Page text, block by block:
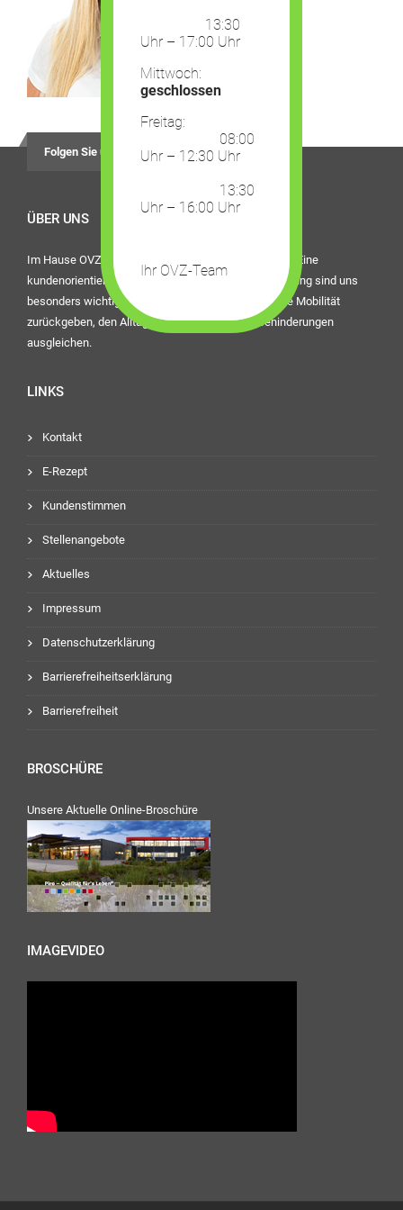
Folgen Sie uns auf
ÜBER UNS
Im Hause OVZ Piro steht der Mensch im Mittelpunkt. Eine
kundenorientierte Dienstleistung und die beste Beratung sind uns
besonders wichtig. Bei uns finden Sie Hilfsmittel, die Mobilität
zurückgeben, den Alltag erleichtern oder eine Behinderungen
ausgleichen.
LINKS
Kontakt
E-Rezept
Kundenstimmen
Stellenangebote
Aktuelles
Impressum
Datenschutzerklärung
Barrierefreiheitserklärung
Barrierefreiheit
BROSCHÜRE
Unsere Aktuelle Online-Broschüre
IMAGEVIDEO
13:30
Uhr – 17:00 Uhr
Mittwoch:
geschlossen
Freitag:
08:00
Uhr – 12:30 Uhr
13:30
Uhr – 16:00 Uhr
Ihr OVZ-Team